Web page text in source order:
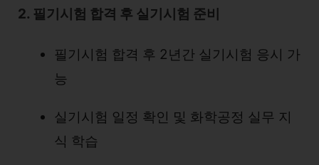
2. 필기시험 합격 후 실기시험 준비
필기시험 합격 후 2년간 실기시험 응시 가
능
실기시험 일정 확인 및 화학공정 실무 지
식 학습